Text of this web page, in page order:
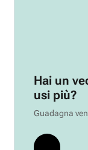
Hai un
usi più?
Guadagna